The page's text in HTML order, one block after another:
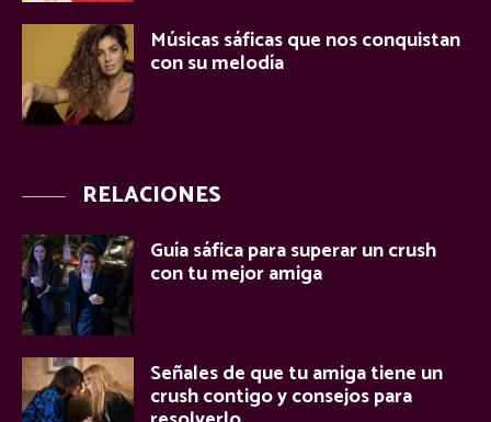
Músicas sáficas que nos conquistan
con su melodía
RELACIONES
Guía sáfica para superar un crush
con tu mejor amiga
Señales de que tu amiga tiene un
crush contigo y consejos para